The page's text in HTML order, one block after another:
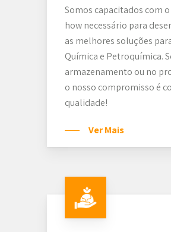
Somos capacitados com
how necessário para
as melhores soluções
Química e Petroquímica.
armazenamento ou no
o nosso compromisso é
qualidade!
Ver Mais